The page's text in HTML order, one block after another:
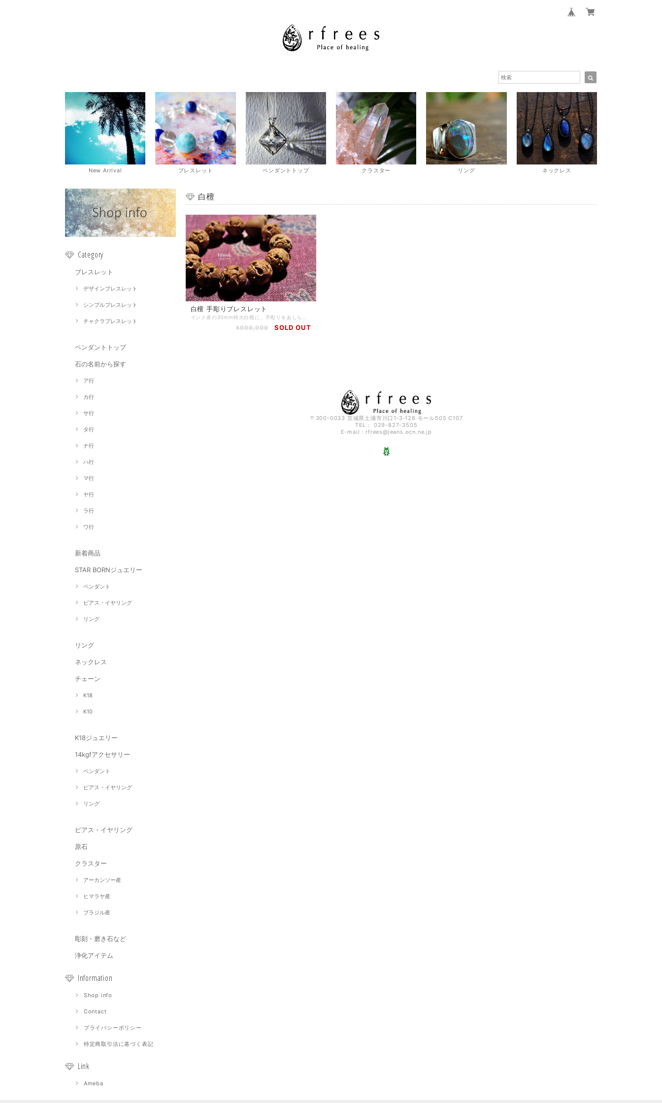
New Arrival ブレスレット ペンダントトップ クラスター リング ネックレス
Category
ブレスレット
デザインブレスレット
シンプルブレスレット
チャクラブレスレット
ペンダントトップ
石の名前から探す
ア行
カ行
サ行
タ行
ナ行
ハ行
マ行
ヤ行
ラ行
ワ行
新着商品
STAR BORNジュエリー
ペンダント
ピアス・イヤリング
リング
リング
ネックレス
チェーン
K18
K10
K18ジュエリー
14kgfアクセサリー
ペンダント
ピアス・イヤリング
リング
ピアス・イヤリング
原石
クラスター
アーカンソー産
ヒマラヤ産
ブラジル産
彫刻・磨き石など
浄化アイテム
Information
Shop info
Contact
プライバシーポリシー
特定商取引法に基づく表記
Link
Ameba
白檀
白檀 手彫りブレスレット
¥999,999 SOLD OUT
〒300-0033 茨城県土浦市川口1‐3‐126 モール505 C107
TEL： 029-827-3505
E-mail： rfrees@jeans.ocn.ne.jp